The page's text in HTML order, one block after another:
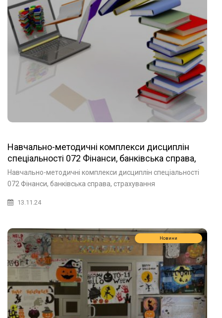
Навчально-методичні комплекси дисциплін
спеціальності 072 Фінанси, банківська справа,
страхування та фондовий ринок
Навчально-методичні комплекси дисциплін спеціальності
072 Фінанси, банківська справа, страхування
13.11.24
Новини